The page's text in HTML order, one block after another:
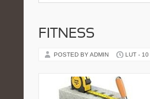
FITNESS
POSTED BY ADMIN LUT - 10